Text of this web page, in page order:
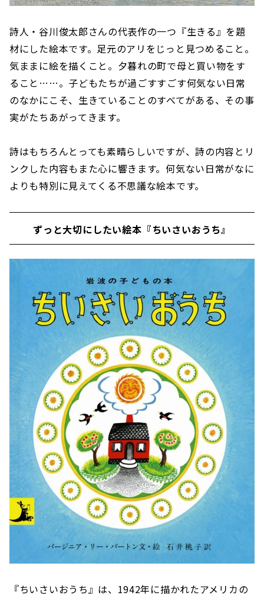
詩人・谷川俊太郎さんの代表作の一つ『生きる』を題
材にした絵本です。足元のアリをじっと見つめること。
気ままに絵を描くこと。夕暮れの町で母と買い物をす
ること……。子どもたちが過ごすすごす何気ない日常
のなかにこそ、生きていることのすべてがある、その事
実がたちあがってきます。
詩はもちろんとっても素晴らしいですが、詩の内容とリ
ンクした内容もまた心に響きます。何気ない日常がなに
よりも特別に見えてくる不思議な絵本です。
ずっと大切にしたい絵本『ちいさいおうち』
『ちいさいおうち』は、1942年に描かれたアメリカの